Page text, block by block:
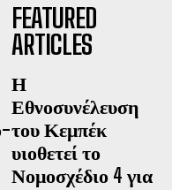
FEATURED
ARTICLES
Η
Εθνοσυνέλευση
του Κεμπέκ
υιοθετεί το
Νομοσχέδιο 4 για